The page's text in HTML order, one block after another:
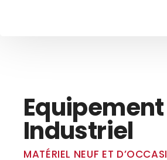
Equipement
Industriel
MATÉRIEL NEUF ET